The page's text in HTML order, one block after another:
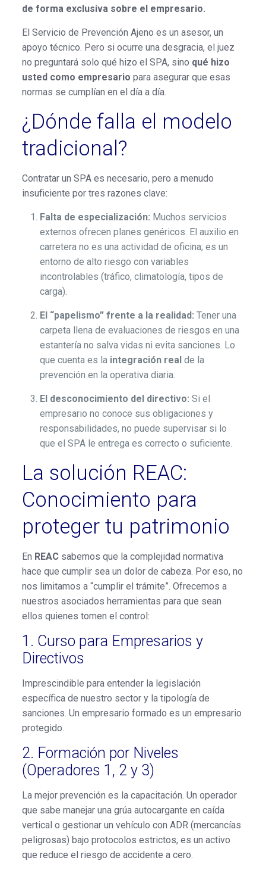
de forma exclusiva sobre el empresario.
El Servicio de Prevención Ajeno es un asesor, un
apoyo técnico. Pero si ocurre una desgracia, el juez
no preguntará solo qué hizo el SPA, sino qué hizo
usted como empresario para asegurar que esas
normas se cumplían en el día a día.
¿Dónde falla el modelo
tradicional?
Contratar un SPA es necesario, pero a menudo
insuficiente por tres razones clave:
Falta de especialización: Muchos servicios
externos ofrecen planes genéricos. El auxilio en
carretera no es una actividad de oficina; es un
entorno de alto riesgo con variables
incontrolables (tráfico, climatología, tipos de
carga).
El “papelismo” frente a la realidad: Tener una
carpeta llena de evaluaciones de riesgos en una
estantería no salva vidas ni evita sanciones. Lo
que cuenta es la integración realde la
prevención en la operativa diaria.
El desconocimiento del directivo: Si el
empresario no conoce sus obligaciones y
responsabilidades, no puede supervisar si lo
que el SPA le entrega es correcto o suficiente.
La solución REAC:
Conocimiento para
proteger tu patrimonio
En REACsabemos que la complejidad normativa
hace que cumplir sea un dolor de cabeza. Por eso, no
nos limitamos a “cumplir el trámite”. Ofrecemos a
nuestros asociados herramientas para que sean
ellos quienes tomen el control:
1. Curso para Empresarios y
Directivos
Imprescindible para entender la legislación
específica de nuestro sector y la tipología de
sanciones. Un empresario formado es un empresario
protegido.
2. Formación por Niveles
(Operadores 1, 2 y 3)
La mejor prevención es la capacitación. Un operador
que sabe manejar una grúa autocargante en caída
vertical o gestionar un vehículo con ADR (mercancías
peligrosas) bajo protocolos estrictos, es un activo
que reduce el riesgo de accidente a cero.